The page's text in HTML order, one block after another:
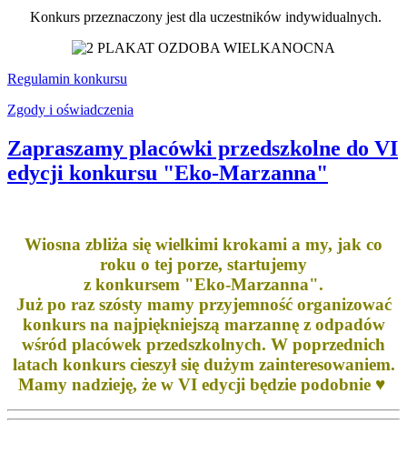
Konkurs przeznaczony jest dla uczestników indywidualnych.
Regulamin konkursu
Zgody i oświadczenia
Zapraszamy placówki przedszkolne do VI
edycji konkursu "Eko-Marzanna"
Wiosna zbliża się wielkimi krokami a my, jak co
roku o tej porze, startujemy
z konkursem "Eko-Marzanna".
Już po raz szósty mamy przyjemność organizować
konkurs na najpiękniejszą marzannę z odpadów
wśród placówek przedszkolnych. W poprzednich
latach konkurs cieszył się dużym zainteresowaniem.
Mamy nadzieję, że w VI edycji będzie podobnie ♥